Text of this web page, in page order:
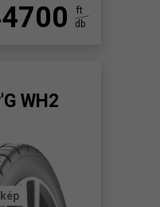
ft
db
WH2